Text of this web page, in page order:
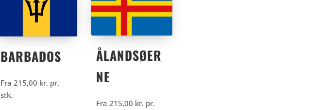
BARBADOS
Fra 215,00 kr. pr.
stk.
ÅLANDSØER
NE
Fra 215,00 kr. pr.